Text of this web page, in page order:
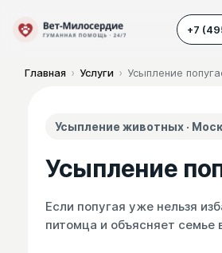
Усыпление собак
Усыпление кошек
Кремация животных
+7
Главная › Услуги › Усыпление
Усыпление животных ·
Усыпление
Если попугая уже нельзя
питомца и объясняет